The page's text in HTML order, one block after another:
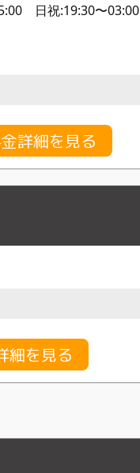
日祝:19:30〜03:00
詳細を見る
細を見る